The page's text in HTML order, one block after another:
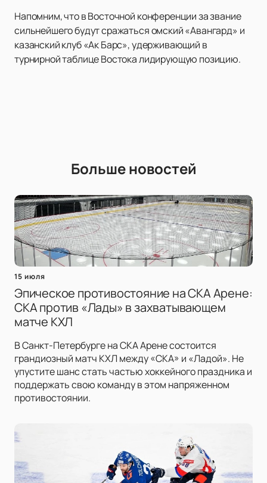
Напомним, что в Восточной конференции за звание
сильнейшего будут сражаться омский «Авангард» и
казанский клуб «Ак Барс», удерживающий в
турнирной таблице Востока лидирующую позицию.
Больше новостей
15 июля
Эпическое противостояние на СКА Арене:
СКА против «Лады» в захватывающем
матче КХЛ
В Санкт-Петербурге на СКА Арене состоится
грандиозный матч КХЛ между «СКА» и «Ладой». Не
упустите шанс стать частью хоккейного праздника и
поддержать свою команду в этом напряженном
противостоянии.